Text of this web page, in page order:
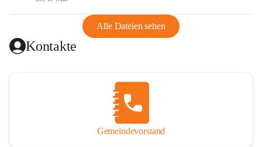
Alle Dateien sehen
Kontakte
Gemeindevorstand